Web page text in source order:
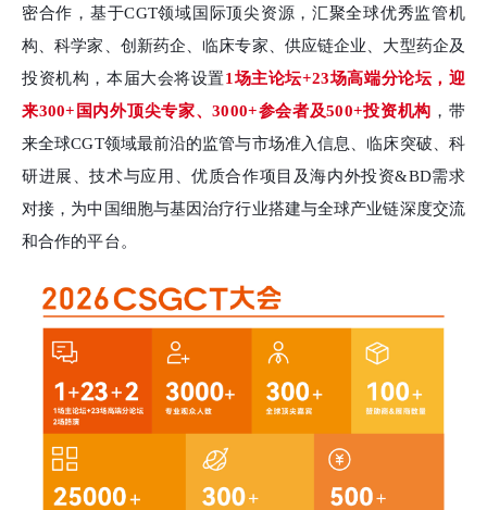
密合作，基于CGT领域国际顶尖资源，汇聚全球优秀监管机
构、科学家、创新药企、临床专家、供应链企业、大型药企及
投资机构，本届大会将设置1场主论坛+23场高端分论坛，迎
来300+国内外顶尖专家、3000+参会者及500+投资机构 ，带
来全球CGT领域最前沿的监管与市场准入信息、临床突破、科
研进展、技术与应用、优质合作项目及海内外投资&BD需求
对接，为中国细胞与基因治疗行业搭建与全球产业链深度交流
和合作的平台。